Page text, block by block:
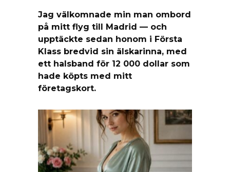
Jag välkomnade min man ombord
på mitt flyg till Madrid — och
upptäckte sedan honom i Första
Klass bredvid sin älskarinna, med
ett halsband för 12 000 dollar som
hade köpts med mitt
företagskort.